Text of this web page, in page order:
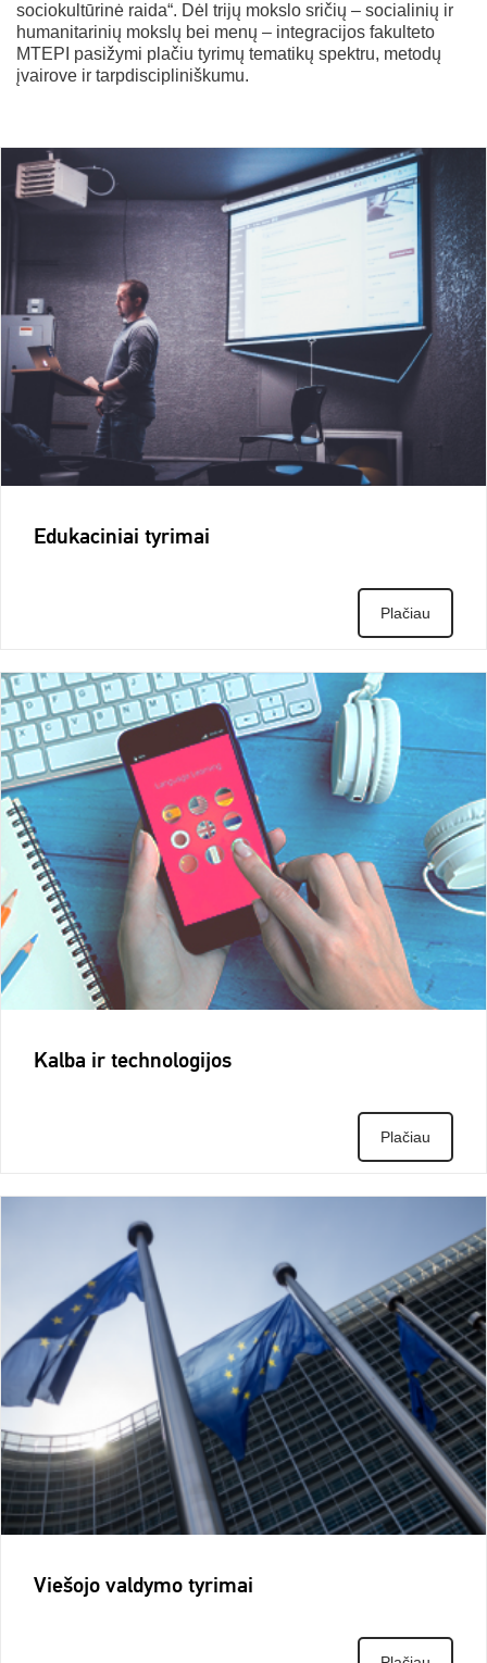
sociokultūrinė raida“. Dėl trijų mokslo sričių – socialinių ir
humanitarinių mokslų bei menų – integracijos fakulteto
MTEPI pasižymi plačiu tyrimų tematikų spektru, metodų
įvairove ir tarpdiscipliniškumu.
Edukaciniai tyrimai
Plačiau
Kalba ir technologijos
Plačiau
Viešojo valdymo tyrimai